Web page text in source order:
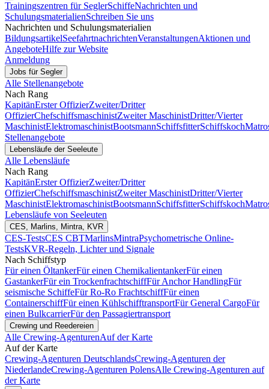
Trainingszentren für SeglerSchiffeNachrichten und
SchulungsmaterialienSchreiben Sie uns
Nachrichten und Schulungsmaterialien
BildungsartikelSeefahrtnachrichtenVeranstaltungenAktionen und
AngeboteHilfe zur Website
Anmeldung
Jobs für Segler
Alle Stellenangebote
Nach Rang
KapitänErster OffizierZweiter/Dritter
OffizierChefschiffsmaschinistZweiter MaschinistDritter/Vierter
MaschinistElektromaschinistBootsmannSchiffsfitterSchiffskoch
Stellenangebote
Lebensläufe der Seeleute
Alle Lebensläufe
Nach Rang
KapitänErster OffizierZweiter/Dritter
OffizierChefschiffsmaschinistZweiter MaschinistDritter/Vierter
MaschinistElektromaschinistBootsmannSchiffsfitterSchiffskoch
Lebensläufe von Seeleuten
CES, Marlins, Mintra, KVR
CES-TestsCES CBTMarlinsMintraPsychometrische Online-
TestsKVR-Regeln, Lichter und Signale
Nach Schiffstyp
Für einen ÖltankerFür einen ChemikalientankerFür einen
GastankerFür ein TrockenfrachtschiffFür Anchor HandlingFür
seismische SchiffeFür Ro-Ro FrachtschiffFür einen
ContainerschiffFür einen KühlschifftransportFür General CargoFür
einen BulkcarrierFür den Passagiertransport
Crewing und Reedereien
Alle Crewing-AgenturenAuf der Karte
Auf der Karte
Crewing-Agenturen DeutschlandsCrewing-Agenturen der
NiederlandeCrewing-Agenturen PolensAlle Crewing-Agenturen auf
der Karte